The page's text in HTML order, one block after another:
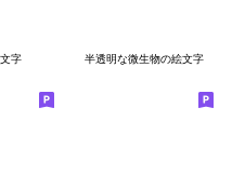
文字 半透明な微生物の絵文字